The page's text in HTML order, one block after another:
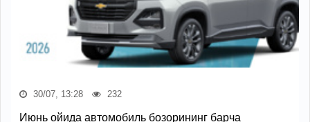
30/07, 13:28 232
Июнь ойида автомобиль бозорининг барча